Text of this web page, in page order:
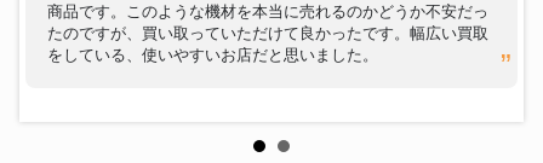
商品です。このような機材を本当に売れるのかどうか不安だっ
たのですが、買い取っていただけて良かったです。幅広い買取
をしている、使いやすいお店だと思いました。